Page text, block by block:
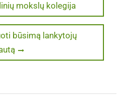
mokslų kolegija
būsimą lankytojų